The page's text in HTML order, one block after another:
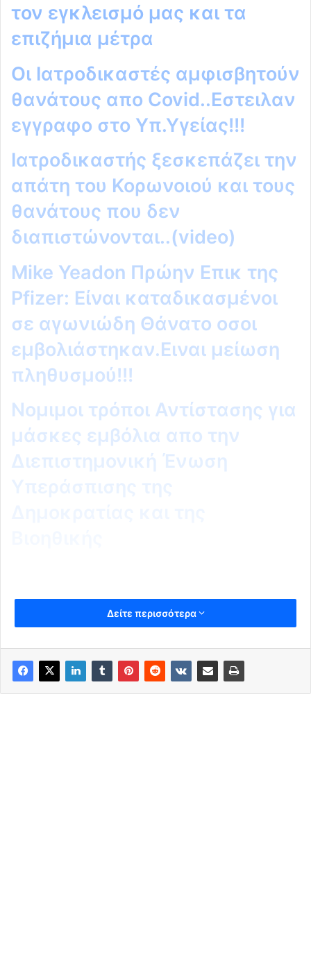
τον εγκλεισμό μας και τα
επιζήμια μέτρα
Oι Ιατροδικαστές αμφισβητούν
θανάτους απο Covid..Εστειλαν
εγγραφο στο Υπ.Υγείας!!!
Ιατροδικαστής ξεσκεπάζει την
απάτη του Κορωνοιού και τους
θανάτους που δεν
διαπιστώνονται..(video)
Mike Yeadon Πρώην Επικ της
Pfizer: Είναι καταδικασμένοι
σε αγωνιώδη Θάνατο οσοι
εμβολιάστηκαν.Ειναι μείωση
πληθυσμού!!!
Νομιμοι τρόποι Αντίστασης για
μάσκες εμβόλια απο την
Διεπιστημονική Ένωση
Δείτε περισσότερα